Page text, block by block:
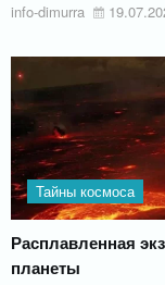
info-dimurra
Тайны космоса
Расплавленная
планеты